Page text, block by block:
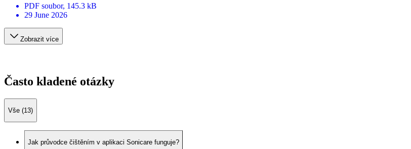
PDF soubor, 145.3 kB
29 June 2026
Zobrazit více
Často kladené otázky
Vše (13)
Jak průvodce čištěním v aplikaci Sonicare funguje?